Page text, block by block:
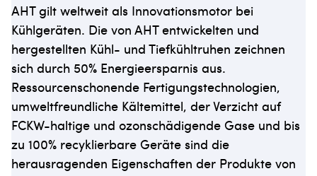
AHT gilt weltweit als Innovationsmotor bei
Kühlgeräten. Die von AHT entwickelten und
hergestellten Kühl- und Tiefkühltruhen zeichnen
sich durch 50% Energieersparnis aus.
Ressourcenschonende Fertigungstechnologien,
umweltfreundliche Kältemittel, der Verzicht auf
FCKW-haltige und ozonschädigende Gase und bis
zu 100% recyklierbare Geräte sind die
herausragenden Eigenschaften der Produkte von